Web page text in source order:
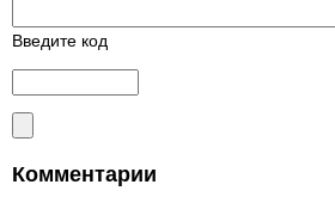
Введите код
Комментарии